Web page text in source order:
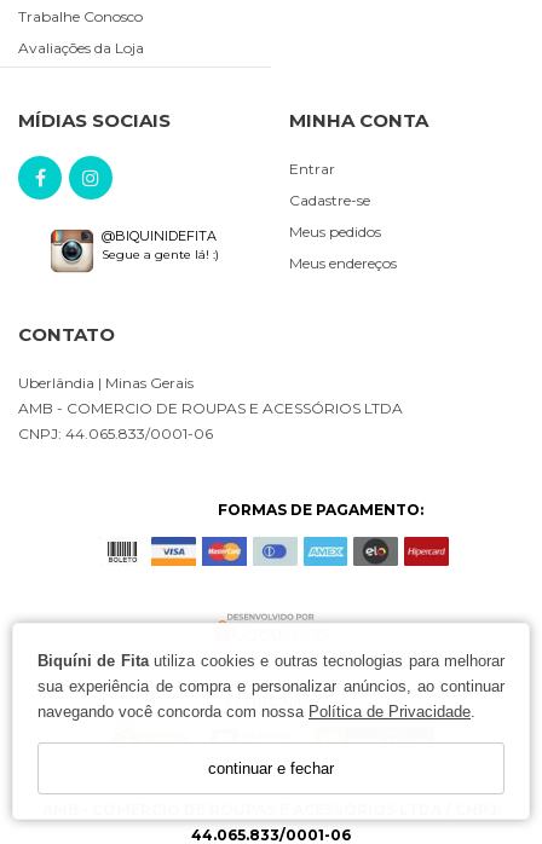
Biquíni de Fitautiliza cookies e outras tecnologias para melhorar
sua experiência de compra e personalizar anúncios, ao continuar
navegando você concorda com nossa Política de Privacidade
continuar e fechar
Trabalhe Conosco
Avaliações da Loja
MÍDIAS SOCIAIS
@BIQUINIDEFITA
Segue a gente lá! :)
MINHA CONTA
Entrar
Cadastre-se
Meus pedidos
Meus endereços
CONTATO
Uberlândia | Minas Gerais
AMB - COMERCIO DE ROUPAS E ACESSÓRIOS LTDA
CNPJ: 44.065.833/0001-06
FORMAS DE PAGAMENTO:
44.065.833/0001-06